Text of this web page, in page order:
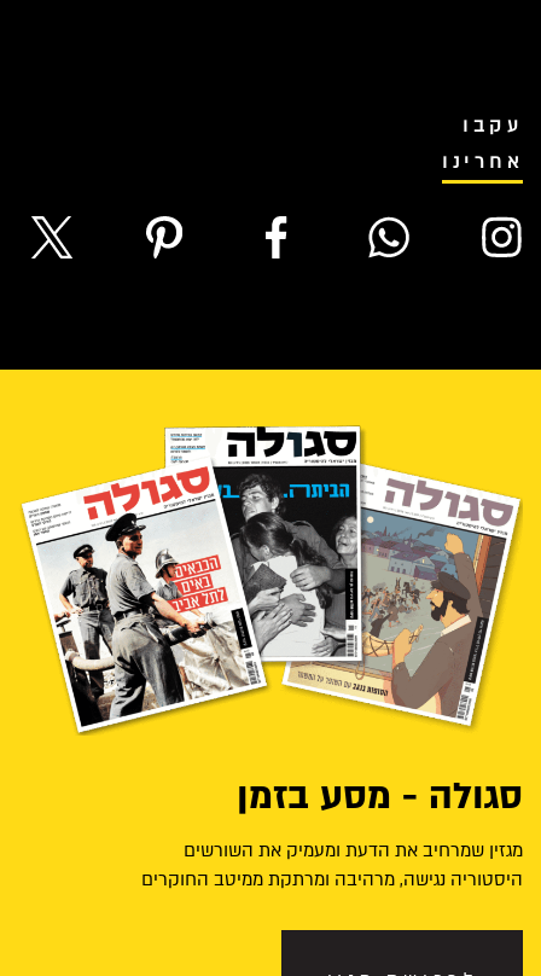
עקבו
אחרינו
סגולה - מסע בזמן
מגזין שמרחיב את הדעת ומעמיק את השורשים
היסטוריה נגישה, מרהיבה ומרתקת ממיטב החוקרים